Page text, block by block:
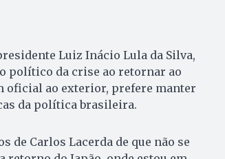
Luiz Inácio Lula da Silva,
político da crise ao retornar ao
oficial ao exterior, prefere manter
da política brasileira.
de Carlos Lacerda de que não se